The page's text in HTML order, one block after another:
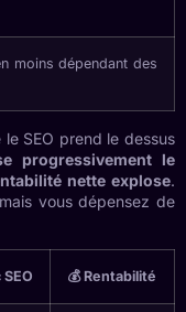
moins dépendant des
SEO prend le dessus
progressivement le
nette explose.
vous dépensez de
SEO 💰 Rentabilité